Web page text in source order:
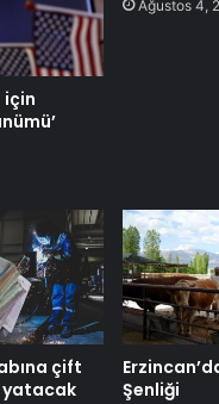
için
Ağustos 4,
çift
yatacak
Şenliği